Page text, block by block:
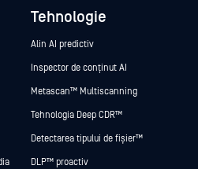
Tehnologie
Alin AI predictiv
Inspector de conținut AI
Metascan™ Multiscanning
Tehnologia Deep CDR™
Detectarea tipului de fișier™
DLP™ proactiv